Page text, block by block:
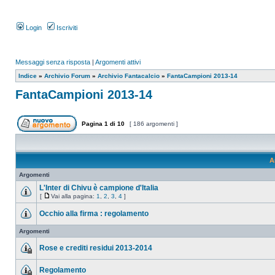
Login Iscriviti
Messaggi senza risposta | Argomenti attivi
Indice » Archivio Forum » Archivio Fantacalcio » FantaCampioni 2013-14
FantaCampioni 2013-14
Pagina 1 di 10 [ 186 argomenti ]
Argomenti
L'Inter di Chivu è campione d'Italia
[ Vai alla pagina: 1 2 3 4 ]
Occhio alla firma : regolamento
Argomenti
Rose e crediti residui 2013-2014
Regolamento